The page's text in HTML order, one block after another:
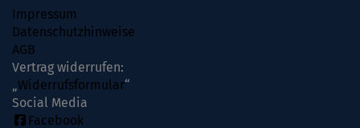
Impressum
Datenschutzhinweise
AGB
Vertrag widerrufen:
„Widerrufsformular“
Social Media
Facebook